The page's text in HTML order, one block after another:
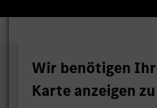
Wir benötigen
Karte anzeigen